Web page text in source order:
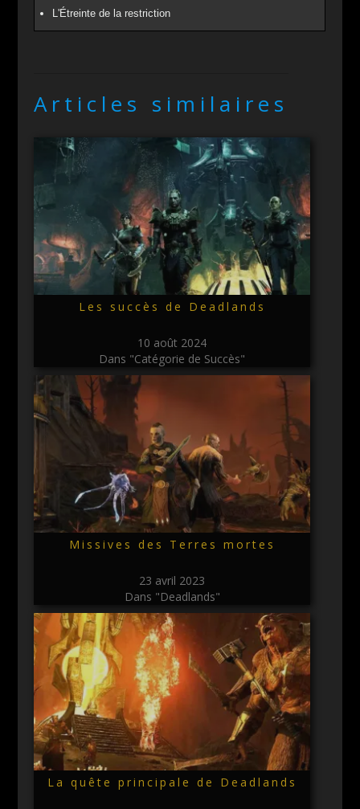
L'Étreinte de la restriction
Articles similaires
Les succès de Deadlands
10 août 2024
Dans "Catégorie de Succès"
Missives des Terres mortes
23 avril 2023
Dans "Deadlands"
La quête principale de Deadlands